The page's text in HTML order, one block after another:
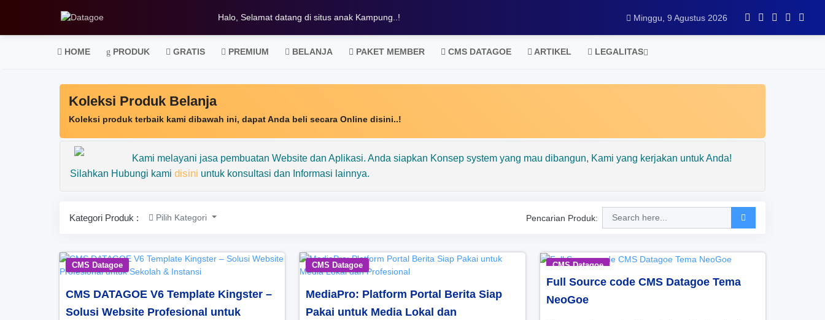
HOME PRODUK GRATIS PREMIUM BELANJA PAKET MEMBER CMS DATAGOE ARTIKEL LEGALITAS
Halo, Selamat datang di situs anak Kampung..! Minggu, 9 Agustus 2026
Koleksi Produk Belanja
Koleksi produk terbaik kami dibawah ini, dapat Anda beli secara Online disini..!
Kami melayani jasa pembuatan Website dan Aplikasi. Anda siapkan Konsep system yang mau dibangun, Kami yang kerjakan untuk Anda!
Silahkan Hubungi kami disini untuk konsultasi dan Informasi lainnya.
Kategori Produk : Pilih Kategori Pencarian Produk:
CMS Datagoe
CMS DATAGOE V6 Template Kingster –
Solusi Website Profesional untuk
CMS Datagoe
MediaPro: Platform Portal Berita Siap
Pakai untuk Media Lokal dan
CMS Datagoe
Full Source code CMS Datagoe Tema
NeoGoe